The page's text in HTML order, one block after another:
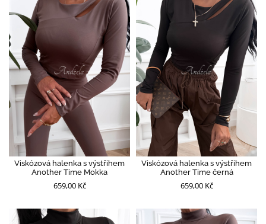
Viskózová halenka s výstřihem
Another Time Mokka
659,00 Kč
Viskózová halenka s výstřihem
Another Time černá
659,00 Kč